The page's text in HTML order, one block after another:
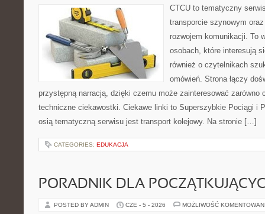
CTCU to tematyczny
transporcie szynowym
rozwojem komunikacji. To
osobach, które interesują
również o czytelnikach
omówień. Strona łączy
przystępną narracją, dzięki czemu może zainteresować zarówno
techniczne ciekawostki. Ciekawe linki to Superszybkie Pociągi i
osią tematyczną serwisu jest transport kolejowy. Na stronie […]
CATEGORIES: EDUKACJA
PORADNIK DLA
POSTED BY ADMIN CZE - 5 - 2026 MOŻLIWOŚĆ